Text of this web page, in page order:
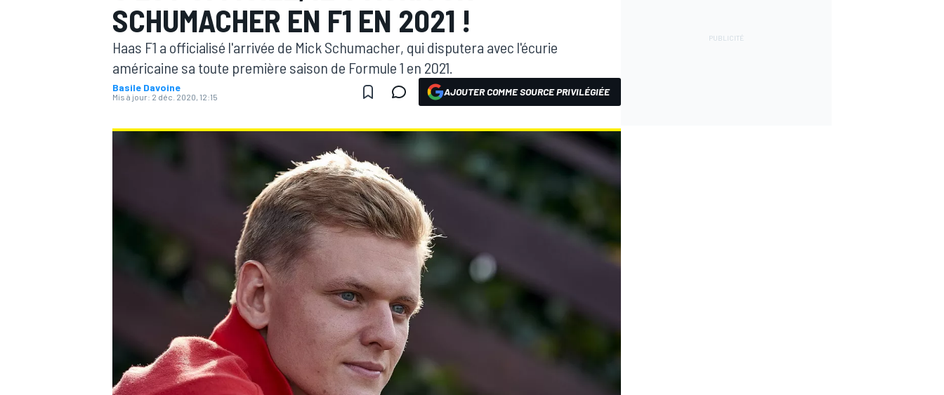
SCHUMACHER EN F1 EN 2021 !
Haas F1 a officialisé l'arrivée de Mick Schumacher, qui disputera avec l'écurie
américaine sa toute première saison de Formule 1 en 2021.
Basile Davoine
Mis à jour: 2 déc. 2020, 12:15 AJOUTER COMME SOURCE PRIVILÉGIÉE